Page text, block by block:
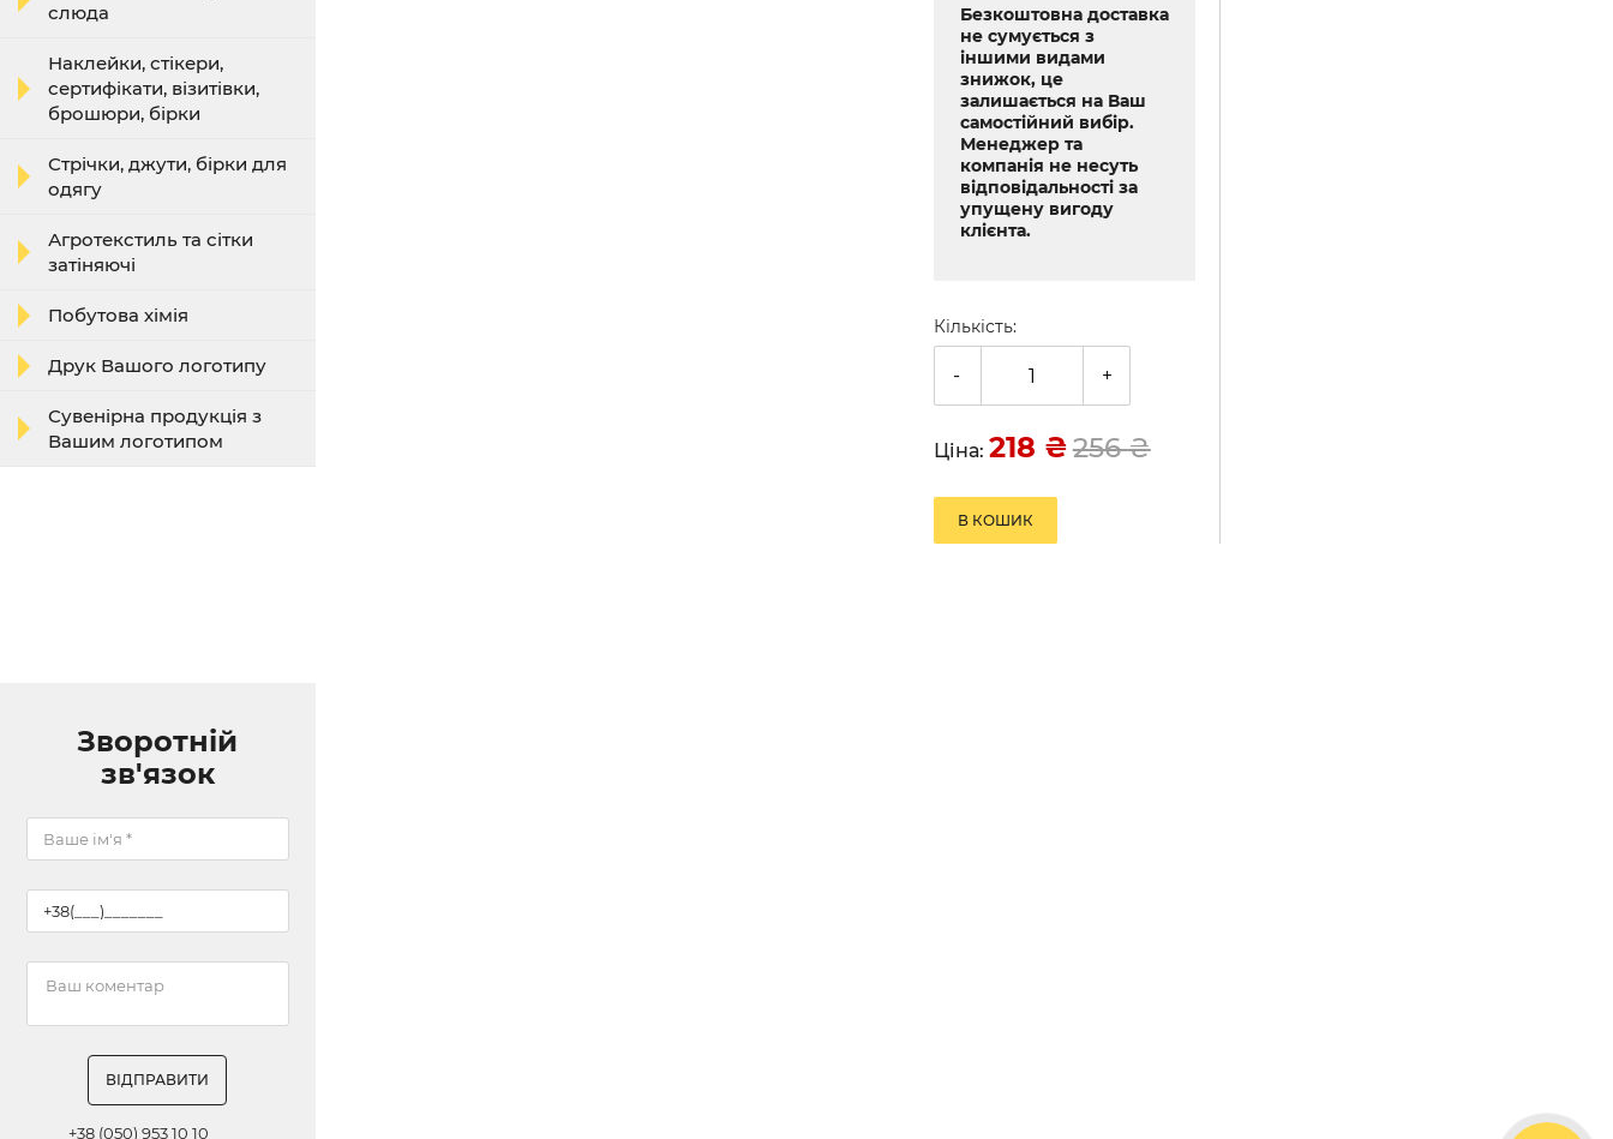
слюда
Наклейки, стікери,
сертифікати, візитівки,
брошюри, бірки
Стрічки, джути, бірки для
одягу
Агротекстиль та сітки
затіняючі
Побутова хімія
Друк Вашого логотипу
Сувенірна продукція з
Вашим логотипом
Зворотній
зв'язок
ВІДПРАВИТИ
+38 (050) 953 10 10
Безкоштовна доставка
не сумується з
іншими видами
знижок, це
залишається на Ваш
самостійний вибір.
Менеджер та
компанія не несуть
відповідальності за
упущену вигоду
клієнта.
Кількість:
- +
Ціна: 218 ₴256₴
В КОШИК